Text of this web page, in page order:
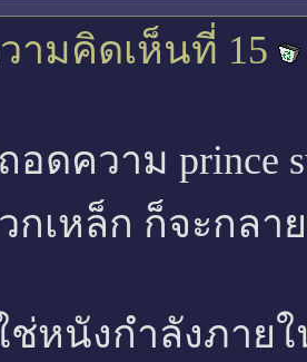
ามคิดเห็นที่ 15
อดความ prince
กเหล็ก ก็จะกลา
ช่หนังกำลังภาย